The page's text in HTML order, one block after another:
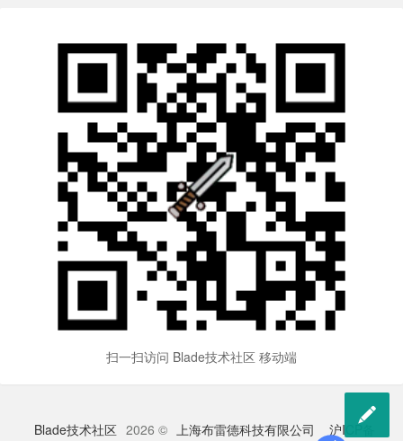
扫一扫访问 Blade技术社区 移动端
Blade技术社区 2026 © 上海布雷德科技有限公司 沪ICP备
